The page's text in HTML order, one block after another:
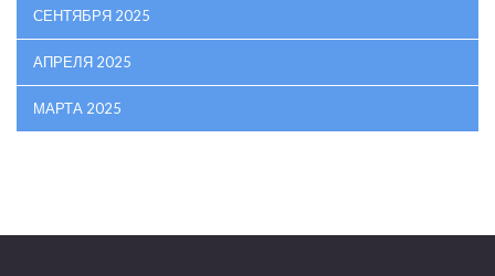
СЕНТЯБРЯ 2025
АПРЕЛЯ 2025
МАРТА 2025